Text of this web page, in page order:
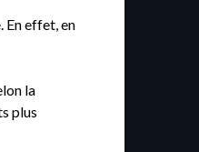
En effet, en
la
plus